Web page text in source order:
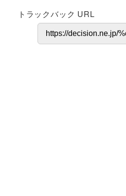
トラックバック URL